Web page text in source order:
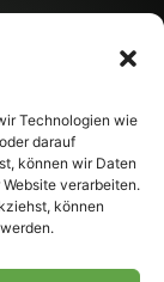
Technologien wie
darauf
können wir Daten
verarbeiten.
können